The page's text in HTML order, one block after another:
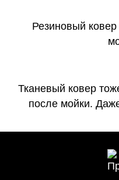
Резиновый
Тканевый ковер
после мойки.